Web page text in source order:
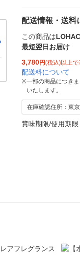
配送情報・送料
この商品は
最短翌日お届け
3,780円(税込)以上
配送料について
※一部の商品につき
いたします。
在庫確認住所：東
賞味期限/使用期